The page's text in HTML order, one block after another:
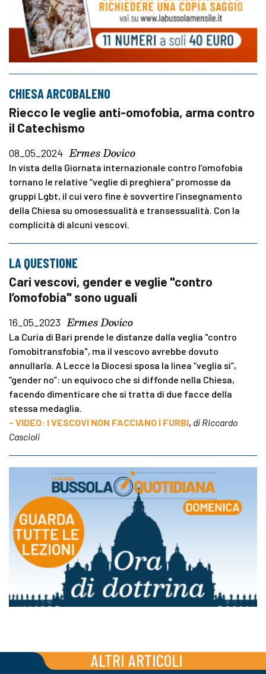
CHIESA ARCOBALENO
Riecco le veglie anti-omofobia, arma contro
il Catechismo
08_05_2024 Ermes Dovico
In vista della Giornata internazionale contro l’omofobia
tornano le relative “veglie di preghiera” promosse da
gruppi Lgbt, il cui vero fine è sovvertire l’insegnamento
della Chiesa su omosessualità e transessualità. Con la
complicità di alcuni vescovi.
LA QUESTIONE
Cari vescovi, gender e veglie "contro
l’omofobia" sono uguali
16_05_2023 Ermes Dovico
La Curia di Bari prende le distanze dalla veglia "contro
l’omobitransfobia", ma il vescovo avrebbe dovuto
annullarla. A Lecce la Diocesi sposa la linea “veglia sì”,
“gender no”: un equivoco che si diffonde nella Chiesa,
facendo dimenticare che si tratta di due facce della
stessa medaglia.
- VIDEO: I VESCOVI NON FACCIANO I FURBI, di Riccardo
Cascioli
ALTRI ARTICOLI